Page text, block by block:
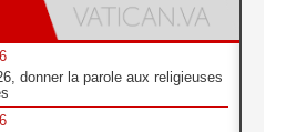
donner la parole aux religieuses